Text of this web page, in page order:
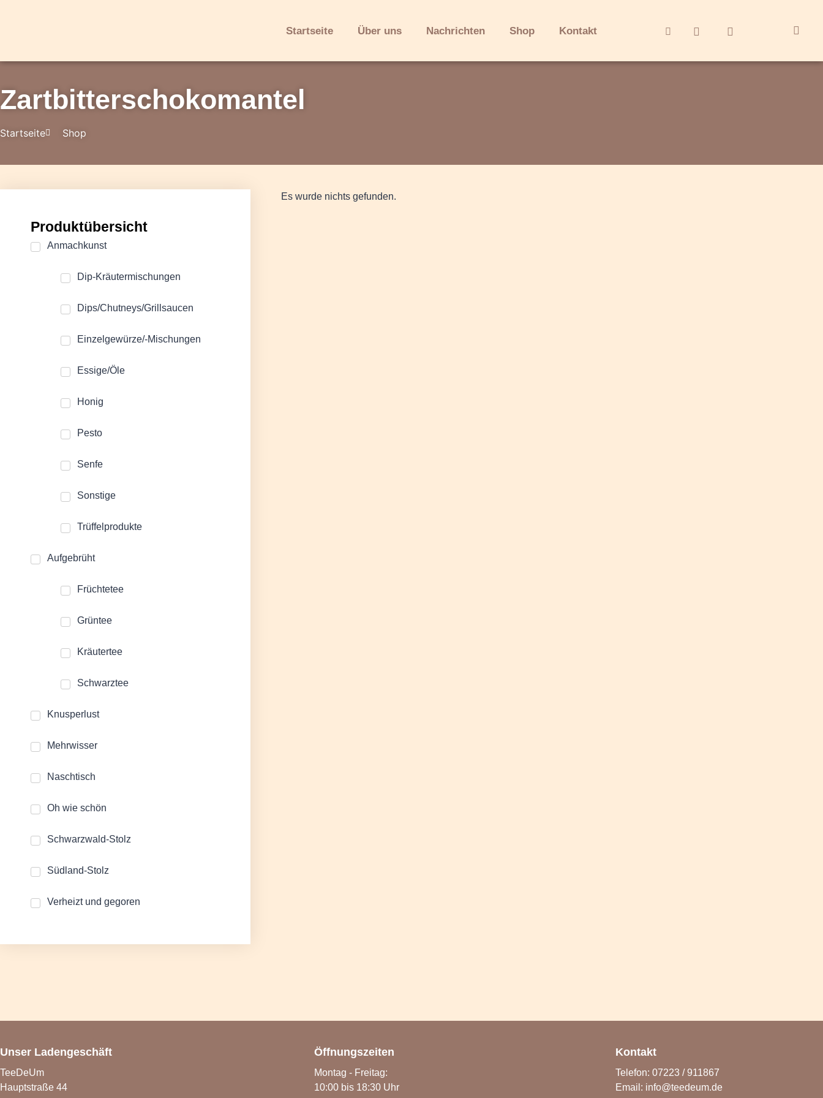
Startseite Über uns Nachrichten Shop Kontakt
Zartbitterschokomantel
Startseite Shop
Produktübersicht
Anmachkunst
Dip-Kräutermischungen
Dips/Chutneys/Grillsaucen
Einzelgewürze/-Mischungen
Essige/Öle
Honig
Pesto
Senfe
Sonstige
Trüffelprodukte
Aufgebrüht
Früchtetee
Grüntee
Kräutertee
Schwarztee
Knusperlust
Mehrwisser
Naschtisch
Oh wie schön
Schwarzwald-Stolz
Südland-Stolz
Verheizt und gegoren
Es wurde nichts gefunden.
Unser Ladengeschäft
TeeDeUm
Hauptstraße 44
Öffnungszeiten
Montag - Freitag:
10:00 bis 18:30 Uhr
Kontakt
Telefon: 07223 / 911867
Email: info@teedeum.de